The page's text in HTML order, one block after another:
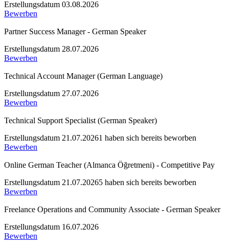
Erstellungsdatum 03.08.2026
Bewerben
Partner Success Manager - German Speaker
Erstellungsdatum 28.07.2026
Bewerben
Technical Account Manager (German Language)
Erstellungsdatum 27.07.2026
Bewerben
Technical Support Specialist (German Speaker)
Erstellungsdatum 21.07.20261 haben sich bereits beworben
Bewerben
Online German Teacher (Almanca Öğretmeni) - Competitive Pay
Erstellungsdatum 21.07.20265 haben sich bereits beworben
Bewerben
Freelance Operations and Community Associate - German Speaker
Erstellungsdatum 16.07.2026
Bewerben